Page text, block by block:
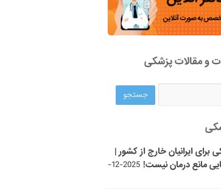
و مقالات پزشکی
برای ایرانیان خارج از کشور |
مانع درمان نیست!
2025-12-